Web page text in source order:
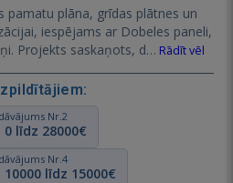
pamatu plāna, grīdas plātnes un
iespējams ar Dobeles paneli,
ja būvniekam nav savi veidņi. Projekts saskaņots, d… Rādīt vēl
Nr.2
0 līdz 28000€
Nr.4
10000 līdz 15000€